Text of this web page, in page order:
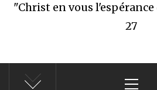
"Christ en vous l'espérance
27